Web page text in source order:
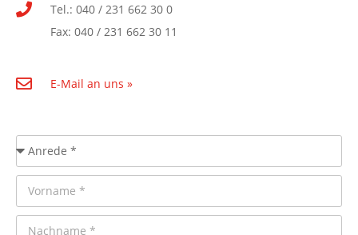
Tel.: 040 / 231 662 30 0
Fax: 040 / 231 662 30 11
E-Mail an uns »